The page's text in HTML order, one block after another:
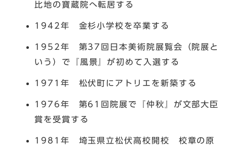
比地の寶蔵院へ転居する
1942年 金杉小学校を卒業する
1952年 第37回日本美術院展覧会（院展と
いう）で『風景』が初めて入選する
1971年 松伏町にアトリエを新築する
1976年 第61回院展で『仲秋』が文部大臣
賞を受賞する
1981年 埼玉県立松伏高校開校 校章の原